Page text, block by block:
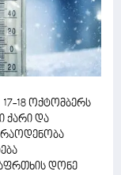
18 ოქტომბერს
ქარი და
რაოდენობა
დონე